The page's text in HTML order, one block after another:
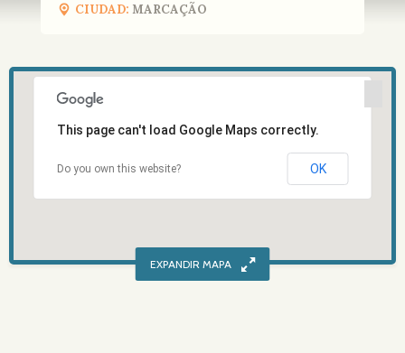
CIUDAD: MARCAÇÃO
This page can't load Google Maps correctly.
Do you own this website? OK